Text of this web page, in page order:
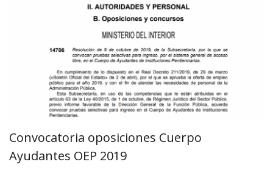
Convocatoria oposiciones Cuerpo
Ayudantes OEP 2019